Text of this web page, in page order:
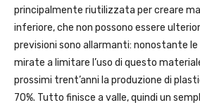
principalmente riutilizzata per creare
inferiore, che non possono essere
previsioni sono allarmanti: nonostante
mirate a limitare l’uso di questo
prossimi trent’anni la produzione di
70%. Tutto finisce a valle, quindi un